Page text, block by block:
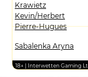
Krawietz
Kevin/Herbert
Pierre-Hugues
Sabalenka Aryna
18+ | Interwetten Gaming